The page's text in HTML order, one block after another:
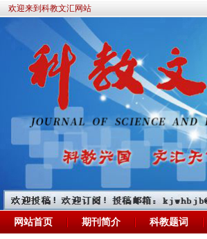
欢迎来到科教文汇网站
网站首页 期刊简介 科教题词